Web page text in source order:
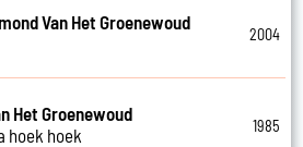
Van Het Groenewoud
2004
Het Groenewoud
hoek hoek
1985